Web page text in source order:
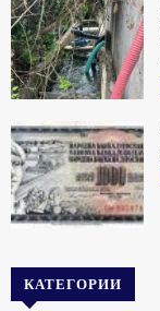
КАТЕГОРИИ